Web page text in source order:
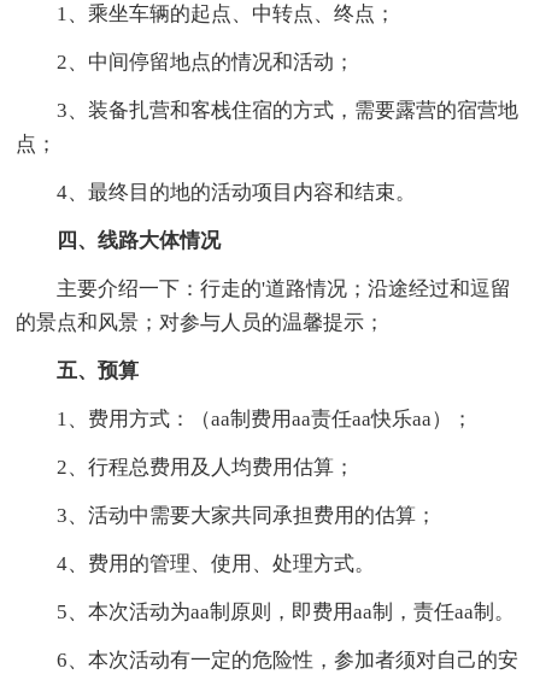
1、乘坐车辆的起点、中转点、终点；
2、中间停留地点的情况和活动；
3、装备扎营和客栈住宿的方式，需要露营的宿营地
点；
4、最终目的地的活动项目内容和结束。
四、线路大体情况
主要介绍一下：行走的'道路情况；沿途经过和逗留
的景点和风景；对参与人员的温馨提示；
五、预算
1、费用方式：（aa制费用aa责任aa快乐aa）；
2、行程总费用及人均费用估算；
3、活动中需要大家共同承担费用的估算；
4、费用的管理、使用、处理方式。
5、本次活动为aa制原则，即费用aa制，责任aa制。
6、本次活动有一定的危险性，参加者须对自己的安